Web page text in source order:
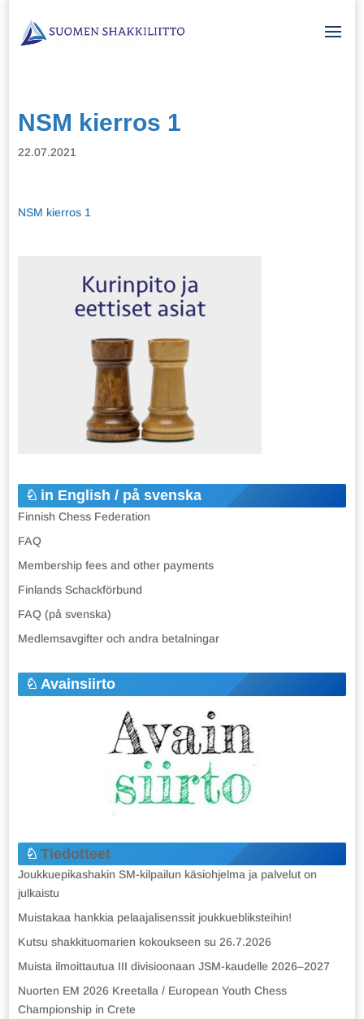
NSM kierros 1
22.07.2021
NSM kierros 1
in English / på svenska
Finnish Chess Federation
FAQ
Membership fees and other payments
Finlands Schackförbund
FAQ (på svenska)
Medlemsavgifter och andra betalningar
Avainsiirto
Tiedotteet
Joukkuepikashakin SM-kilpailun käsiohjelma ja palvelut on
julkaistu
Muistakaa hankkia pelaajalisenssit joukkuebliksteihin!
Kutsu shakkituomarien kokoukseen su 26.7.2026
Muista ilmoittautua III divisioonaan JSM-kaudelle 2026–2027
Nuorten EM 2026 Kreetalla / European Youth Chess
Championship in Crete